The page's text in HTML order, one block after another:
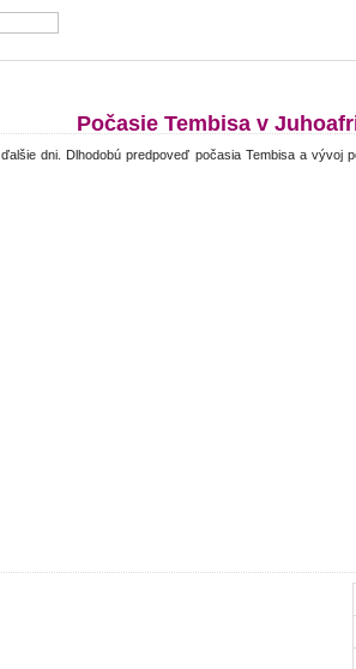
Počasie Tembisa v
dni. Dlhodobú predpoveď počasia Tembisa a vývoj